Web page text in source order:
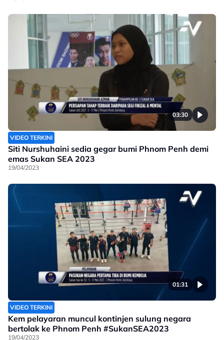
03:30
VIDEO TERKINI
Siti Nurshuhaini sedia gegar bumi Phnom Penh demi
emas Sukan SEA 2023
19/04/2023
01:31
VIDEO TERKINI
Kem pelayaran muncul kontinjen sulung negara
bertolak ke Phnom Penh #SukanSEA2023
19/04/2023